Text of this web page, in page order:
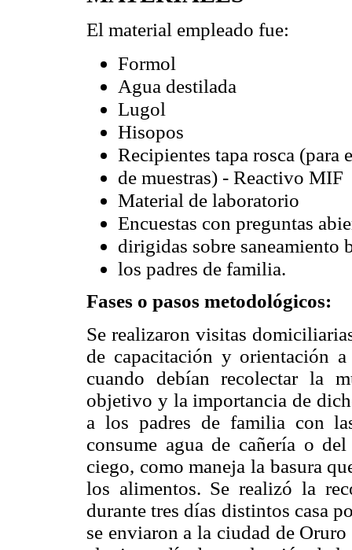
El material empleado fue:
Formol
Agua destilada
Lugol
Hisopos
Recipientes tapa rosca (para
de muestras) - Reactivo MIF
Material de laboratorio
Encuestas con preguntas
dirigidas sobre saneamiento
los padres de familia.
Fases o pasos metodológicos:
Se realizaron visitas
de capacitación y orientación
cuando debían recolectar la
objetivo y la importancia de
a los padres de familia con
consume agua de cañería o
ciego, como maneja la basura
los alimentos. Se realizó la
durante tres días distintos casa
se enviaron a la ciudad de